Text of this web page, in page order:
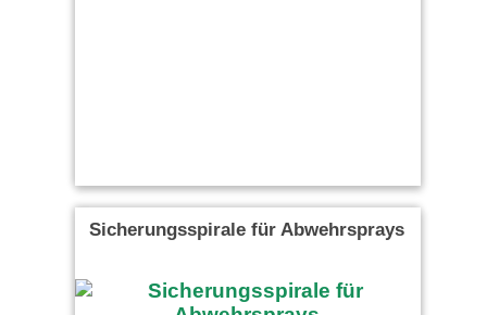
Sicherungsspirale für Abwehrsprays